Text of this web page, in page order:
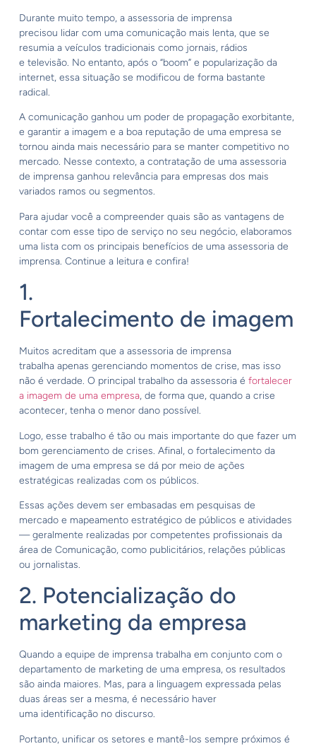
Durante muito tempo, a assessoria de imprensa
precisou lidar com uma comunicação mais lenta, que se
resumia a veículos tradicionais como jornais, rádios
e televisão. No entanto, após o “boom” e popularização da
internet, essa situação se modificou de forma bastante
radical.
A comunicação ganhou um poder de propagação exorbitante,
e garantir a imagem e a boa reputação de uma empresa se
tornou ainda mais necessário para se manter competitivo no
mercado. Nesse contexto, a contratação de uma assessoria
de imprensa ganhou relevância para empresas dos mais
variados ramos ou segmentos.
Para ajudar você a compreender quais são as vantagens de
contar com esse tipo de serviço no seu negócio, elaboramos
uma lista com os principais benefícios de uma assessoria de
imprensa. Continue a leitura e confira!
1.
Fortalecimento de imagem
Muitos acreditam que a assessoria de imprensa
trabalha apenas gerenciando momentos de crise, mas isso
não é verdade. O principal trabalho da assessoria é fortalecer
a imagem de uma empresa, de forma que, quando a crise
acontecer, tenha o menor dano possível.
Logo, esse trabalho é tão ou mais importante do que fazer um
bom gerenciamento de crises. Afinal, o fortalecimento da
imagem de uma empresa se dá por meio de ações
estratégicas realizadas com os públicos.
Essas ações devem ser embasadas em pesquisas de
mercado e mapeamento estratégico de públicos e atividades
— geralmente realizadas por competentes profissionais da
área de Comunicação, como publicitários, relações públicas
ou jornalistas.
2. Potencialização do
marketing da empresa
Quando a equipe de imprensa trabalha em conjunto com o
departamento de marketing de uma empresa, os resultados
são ainda maiores. Mas, para a linguagem expressada pelas
duas áreas ser a mesma, é necessário haver
uma identificação no discurso.
Portanto, unificar os setores e mantê-los sempre próximos é